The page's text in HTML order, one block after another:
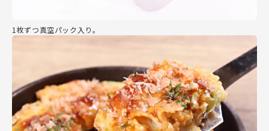
1枚ずつ真空パック入り。